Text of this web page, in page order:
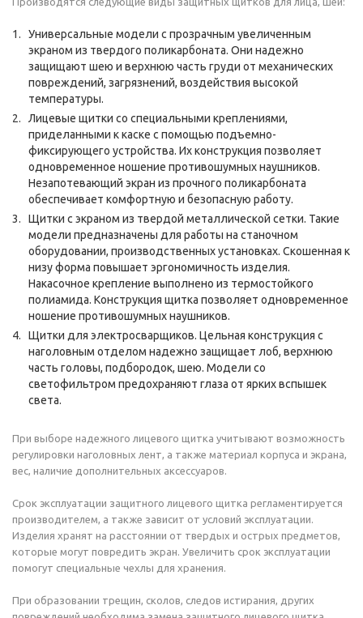
Универсальные модели с прозрачным увеличенным
экраном из твердого поликарбоната. Они надежно
защищают шею и верхнюю часть груди от механических
повреждений, загрязнений, воздействия высокой
температуры.
Лицевые щитки со специальными креплениями,
приделанными к каске с помощью подъемно-
фиксирующего устройства. Их конструкция позволяет
одновременное ношение противошумных наушников.
Незапотевающий экран из прочного поликарбоната
обеспечивает комфортную и безопасную работу.
Щитки с экраном из твердой металлической сетки. Такие
модели предназначены для работы на станочном
оборудовании, производственных установках. Скошенная к
низу форма повышает эргономичность изделия.
Накасочное крепление выполнено из термостойкого
полиамида. Конструкция щитка позволяет одновременное
ношение противошумных наушников.
Щитки для электросварщиков. Цельная конструкция с
наголовным отделом надежно защищает лоб, верхнюю
часть головы, подбородок, шею. Модели со
светофильтром предохраняют глаза от ярких вспышек
света.
При выборе надежного лицевого щитка учитывают возможность
регулировки наголовных лент, а также материал корпуса и экрана,
вес, наличие дополнительных аксессуаров.
Срок эксплуатации защитного лицевого щитка регламентируется
производителем, а также зависит от условий эксплуатации.
Изделия хранят на расстоянии от твердых и острых предметов,
которые могут повредить экран. Увеличить срок эксплуатации
помогут специальные чехлы для хранения.
При образовании трещин, сколов, следов истирания, других